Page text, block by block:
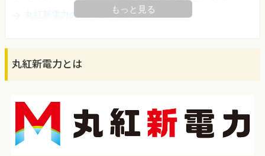
丸紅新電力の申し込み手順
もっと見る
丸紅新電力とは